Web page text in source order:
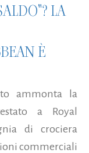
LA
È
ammonta la
a Royal
di crociera
commerciali